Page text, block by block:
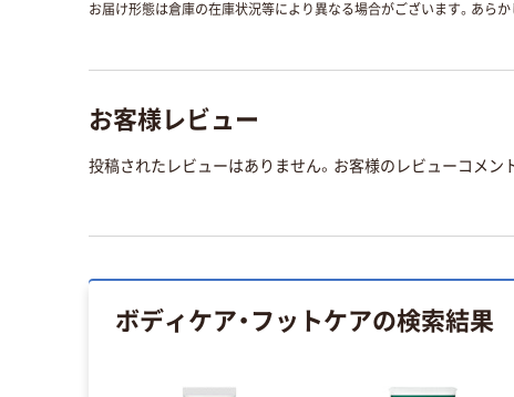
お届け形態は倉庫の在庫状況等により異なる場合がございます。あらか
お客様レビュー
投稿されたレビューはありません。お客様のレビューコメン
ボディケア・フットケアの検索結果